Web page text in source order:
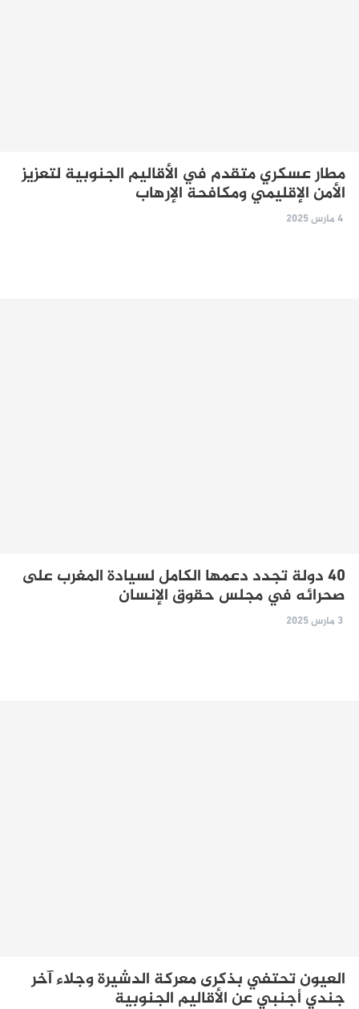
مطار عسكري متقدم في الأقاليم الجنوبية لتعزيز
الأمن الإقليمي ومكافحة الإرهاب
4 مارس 2025
40 دولة تجدد دعمها الكامل لسيادة المغرب على
صحرائه في مجلس حقوق الإنسان
3 مارس 2025
العيون تحتفي بذكرى معركة الدشيرة وجلاء آخر
جندي أجنبي عن الأقاليم الجنوبية